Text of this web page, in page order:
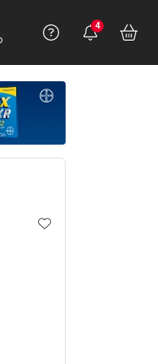
Precisa
Ver Recursos
Você
4
ADICIONAR AOS